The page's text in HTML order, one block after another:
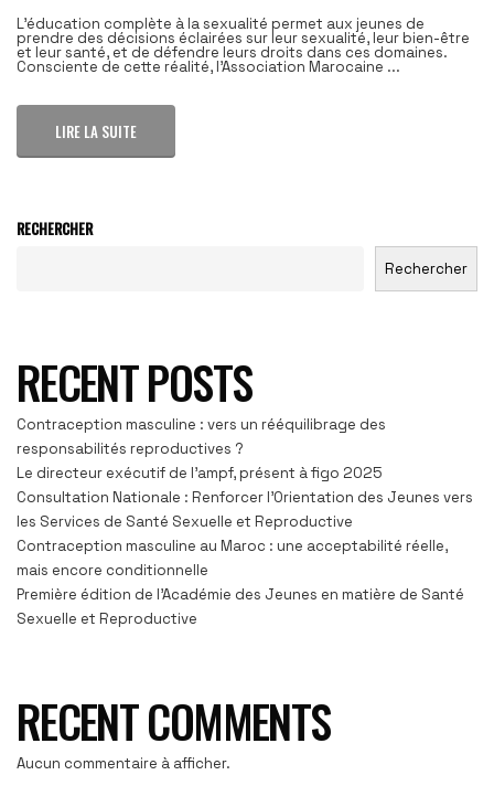
L’éducation complète à la sexualité permet aux jeunes de
prendre des décisions éclairées sur leur sexualité, leur bien-être
et leur santé, et de défendre leurs droits dans ces domaines.
Consciente de cette réalité, l’Association Marocaine ...
LIRE LA SUITE
RECHERCHER
Rechercher
RECENT POSTS
Contraception masculine : vers un rééquilibrage des
responsabilités reproductives ?
Le directeur exécutif de l’ampf, présent à figo 2025
Consultation Nationale : Renforcer l’Orientation des Jeunes vers
les Services de Santé Sexuelle et Reproductive
Contraception masculine au Maroc : une acceptabilité réelle,
mais encore conditionnelle
Première édition de l’Académie des Jeunes en matière de Santé
Sexuelle et Reproductive
RECENT COMMENTS
Aucun commentaire à afficher.